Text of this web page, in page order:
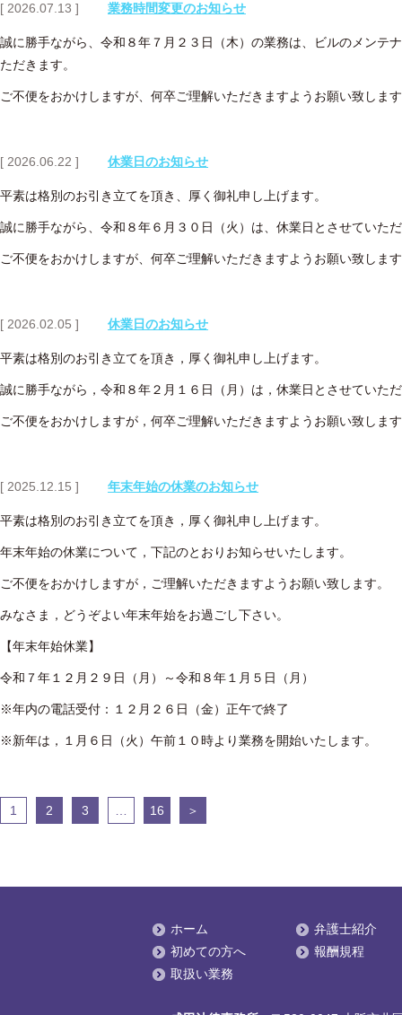
[ 2026.07.13 ] 業務時間変更のお知らせ
誠に勝手ながら、令和８年７月２３日（木）の業務は、ビルのメンテ
ただきます。
ご不便をおかけしますが、何卒ご理解いただきますようお願い致しま
[ 2026.06.22 ] 休業日のお知らせ
平素は格別のお引き立てを頂き、厚く御礼申し上げます。
誠に勝手ながら、令和８年６月３０日（火）は、休業日とさせていた
ご不便をおかけしますが、何卒ご理解いただきますようお願い致しま
[ 2026.02.05 ] 休業日のお知らせ
平素は格別のお引き立てを頂き，厚く御礼申し上げます。
誠に勝手ながら，令和８年２月１６日（月）は，休業日とさせていた
ご不便をおかけしますが，何卒ご理解いただきますようお願い致しま
[ 2025.12.15 ] 年末年始の休業のお知らせ
平素は格別のお引き立てを頂き，厚く御礼申し上げます。
年末年始の休業について，下記のとおりお知らせいたします。
ご不便をおかけしますが，ご理解いただきますようお願い致します。
みなさま，どうぞよい年末年始をお過ごし下さい。
【年末年始休業】
令和７年１２月２９日（月）～令和８年１月５日（月）
※年内の電話受付：１２月２６日（金）正午で終了
※新年は，１月６日（火）午前１０時より業務を開始いたします。
投
稿
1 2 3 16 ＞
ホーム
初めての方へ
取扱い業務
弁護士紹介
報酬規程